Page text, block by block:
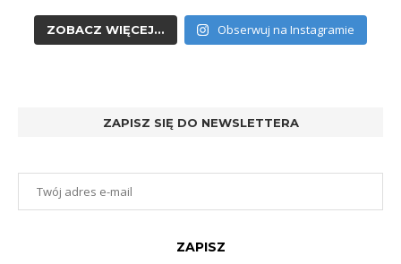
ZOBACZ WIĘCEJ... Obserwuj na Instagramie
ZAPISZ SIĘ DO NEWSLETTERA